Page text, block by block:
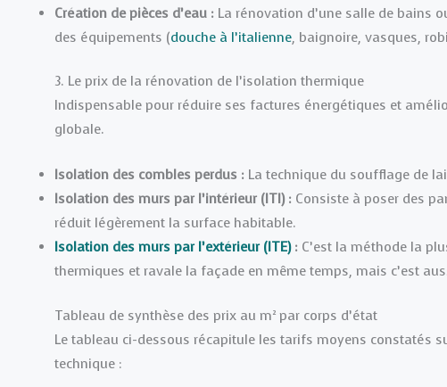
Création de pièces d’eau : La rénovation d’une salle de bains
des équipements (douche à l’italienne, baignoire, vasques,
3. Le prix de la rénovation de l’isolation thermique
Indispensable pour réduire ses factures énergétiques et
globale.
Isolation des combles perdus : La technique du soufflage de
Isolation des murs par l’intérieur (ITI) : Consiste à poser des
réduit légèrement la surface habitable.
Isolation des murs par l’extérieur (ITE): C’est la méthode la
thermiques et ravale la façade en même temps, mais c’est
Tableau de synthèse des prix au m² par corps d’état
Le tableau ci-dessous récapitule les tarifs moyens constatés
technique :